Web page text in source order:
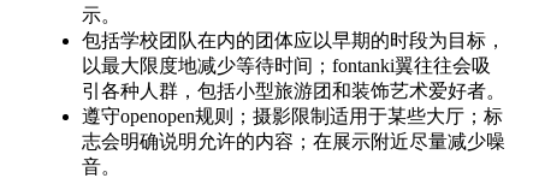
示。
包括学校团队在内的团体应以早期的时段为目标，
以最大限度地减少等待时间；fontanki翼往往会吸
引各种人群，包括小型旅游团和装饰艺术爱好者。
遵守openopen规则；摄影限制适用于某些大厅；标
志会明确说明允许的内容；在展示附近尽量减少噪
音。